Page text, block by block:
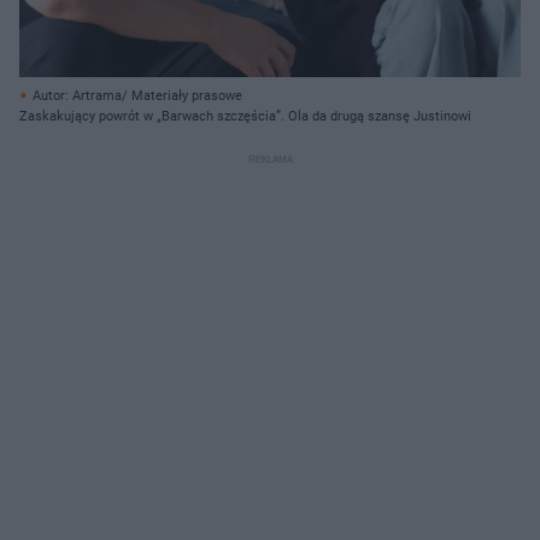
Autor: Artrama/ Materiały prasowe
Zaskakujący powrót w „Barwach szczęścia”. Ola da drugą szansę Justinowi